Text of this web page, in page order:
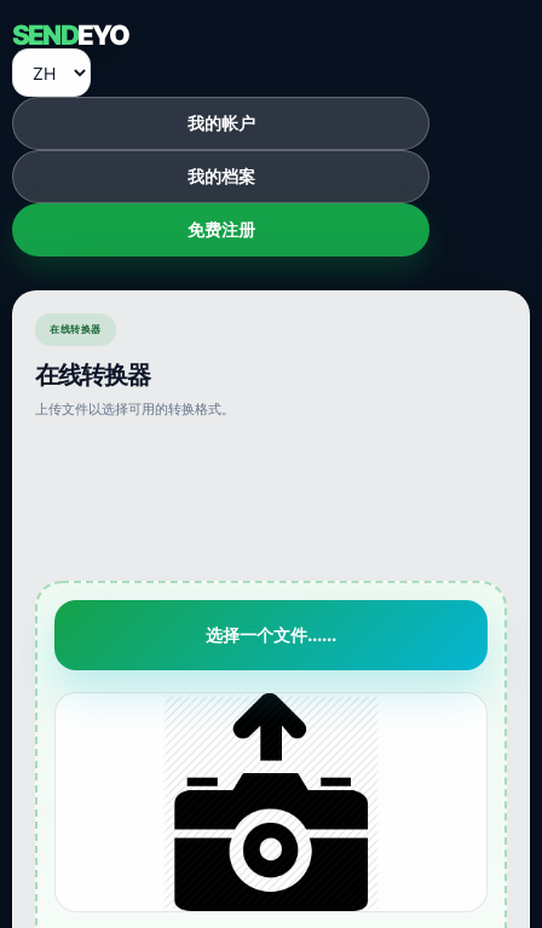
SENDEYO
我的帐户
我的档案
免费注册
在线转换器
在线转换器
上传文件以选择可用的转换格式。
选择一个文件......